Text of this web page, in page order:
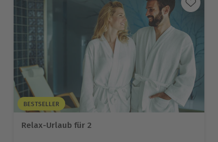
BESTSELLER
Relax-Urlaub für 2